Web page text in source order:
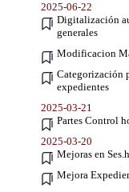
2025-06-22
Digitalización
generales
Modificacion
Categorización
expedientes
2025-03-21
Partes Control
2025-03-20
Mejoras en
Mejora